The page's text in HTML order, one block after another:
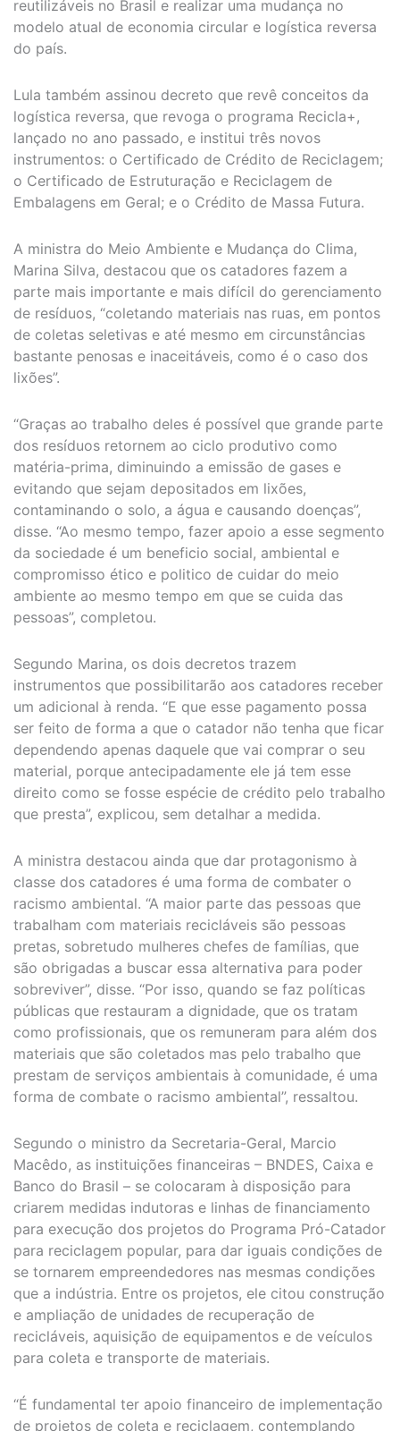
reutilizáveis no Brasil e realizar uma mudança no
modelo atual de economia circular e logística reversa
do país.
Lula também assinou decreto que revê conceitos da
logística reversa, que revoga o programa Recicla+,
lançado no ano passado, e institui três novos
instrumentos: o Certificado de Crédito de Reciclagem;
o Certificado de Estruturação e Reciclagem de
Embalagens em Geral; e o Crédito de Massa Futura.
A ministra do Meio Ambiente e Mudança do Clima,
Marina Silva, destacou que os catadores fazem a
parte mais importante e mais difícil do gerenciamento
de resíduos, “coletando materiais nas ruas, em pontos
de coletas seletivas e até mesmo em circunstâncias
bastante penosas e inaceitáveis, como é o caso dos
lixões”.
“Graças ao trabalho deles é possível que grande parte
dos resíduos retornem ao ciclo produtivo como
matéria-prima, diminuindo a emissão de gases e
evitando que sejam depositados em lixões,
contaminando o solo, a água e causando doenças”,
disse. “Ao mesmo tempo, fazer apoio a esse segmento
da sociedade é um beneficio social, ambiental e
compromisso ético e politico de cuidar do meio
ambiente ao mesmo tempo em que se cuida das
pessoas”, completou.
Segundo Marina, os dois decretos trazem
instrumentos que possibilitarão aos catadores receber
um adicional à renda. “E que esse pagamento possa
ser feito de forma a que o catador não tenha que ficar
dependendo apenas daquele que vai comprar o seu
material, porque antecipadamente ele já tem esse
direito como se fosse espécie de crédito pelo trabalho
que presta”, explicou, sem detalhar a medida.
A ministra destacou ainda que dar protagonismo à
classe dos catadores é uma forma de combater o
racismo ambiental. “A maior parte das pessoas que
trabalham com materiais recicláveis são pessoas
pretas, sobretudo mulheres chefes de famílias, que
são obrigadas a buscar essa alternativa para poder
sobreviver”, disse. “Por isso, quando se faz políticas
públicas que restauram a dignidade, que os tratam
como profissionais, que os remuneram para além dos
materiais que são coletados mas pelo trabalho que
prestam de serviços ambientais à comunidade, é uma
forma de combate o racismo ambiental”, ressaltou.
Segundo o ministro da Secretaria-Geral, Marcio
Macêdo, as instituições financeiras – BNDES, Caixa e
Banco do Brasil – se colocaram à disposição para
criarem medidas indutoras e linhas de financiamento
para execução dos projetos do Programa Pró-Catador
para reciclagem popular, para dar iguais condições de
se tornarem empreendedores nas mesmas condições
que a indústria. Entre os projetos, ele citou construção
e ampliação de unidades de recuperação de
recicláveis, aquisição de equipamentos e de veículos
para coleta e transporte de materiais.
“É fundamental ter apoio financeiro de implementação
de projetos de coleta e reciclagem, contemplando